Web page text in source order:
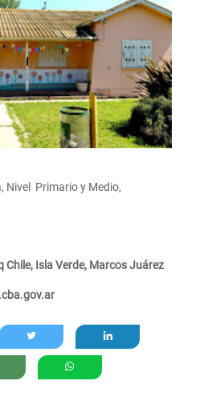
Nivel Primario y Medio,
Chile, Isla Verde, Marcos Juárez